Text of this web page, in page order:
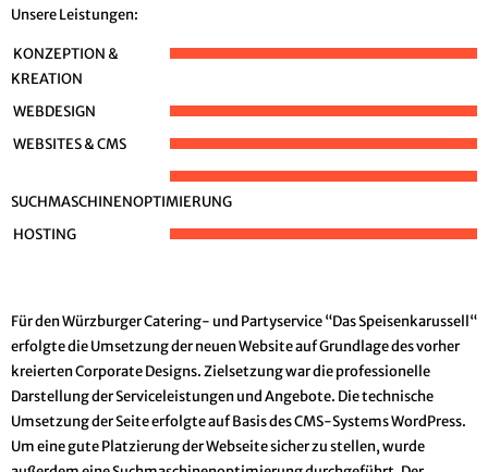
Unsere Leistungen:
KONZEPTION &
KREATION
WEBDESIGN
WEBSITES & CMS
SUCHMASCHINENOPTIMIERUNG
HOSTING
Für den Würzburger Catering- und Partyservice “Das Speisenkarussell“
erfolgte die Umsetzung der neuen Website auf Grundlage des vorher
kreierten Corporate Designs. Zielsetzung war die professionelle
Darstellung der Serviceleistungen und Angebote. Die technische
Umsetzung der Seite erfolgte auf Basis des CMS-Systems WordPress.
Um eine gute Platzierung der Webseite sicher zu stellen, wurde